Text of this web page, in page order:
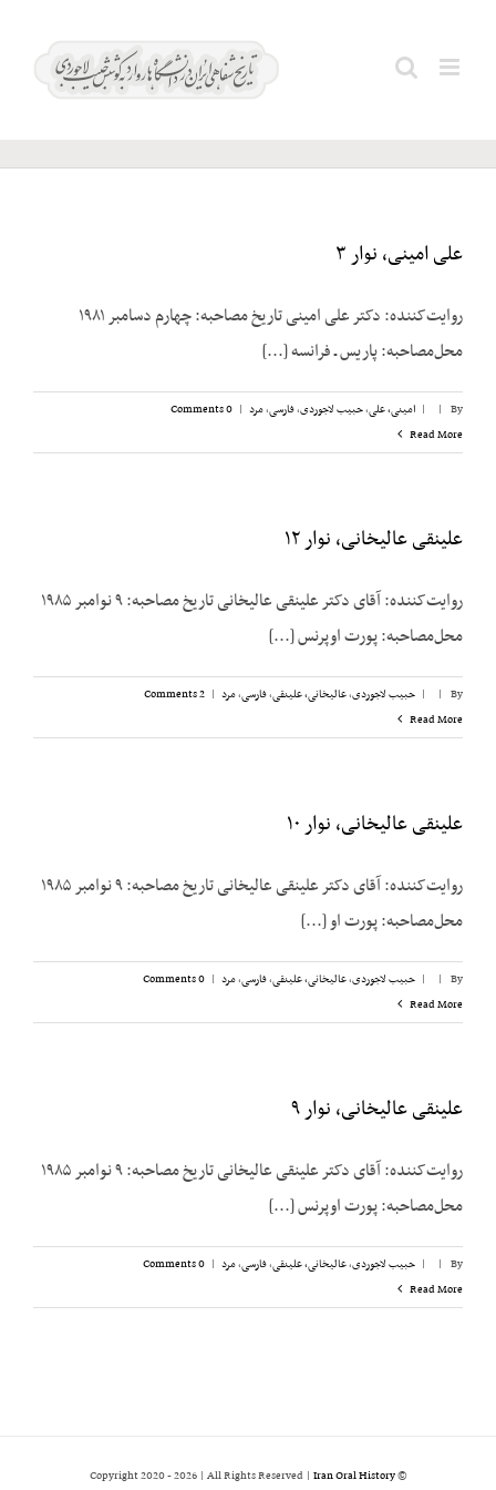
شیبانی؛
علی امینی، نوار ۳
روایت‌کننده: دکتر علی امینی تاریخ مصاحبه: چهارم دسامبر ۱۹۸۱
محل‌مصاحبه: پاریس ـ فرانسه [...]
By
|
| امینی، علی,حبیب لاجوردی,فارسی,مرد |
0 Comments
Read More
علینقی عالیخانی، نوار ۱۲
روایت‌کننده: آقای دکتر علینقی عالیخانی تاریخ مصاحبه: ۹ نوامبر ۱۹۸۵
محل‌مصاحبه: پورت اوپرنس [...]
By
|
| حبیب لاجوردی,عالیخانی، علینقی,فارسی,مرد |
2 Comments
Read More
علینقی عالیخانی، نوار ۱۰
روایت‌کننده: آقای دکتر علینقی عالیخانی تاریخ مصاحبه: ۹ نوامبر ۱۹۸۵
محل‌مصاحبه: پورت او [...]
By
|
| حبیب لاجوردی,عالیخانی، علینقی,فارسی,مرد |
0 Comments
Read More
علینقی عالیخانی، نوار ۹
روایت‌کننده: آقای دکتر علینقی عالیخانی تاریخ مصاحبه: ۹ نوامبر ۱۹۸۵
محل‌مصاحبه: پورت اوپرنس [...]
By
|
| حبیب لاجوردی,عالیخانی، علینقی,فارسی,مرد |
0 Comments
Read More
© Copyright 2020 -
2026 | All Rights Reserved | Iran Oral History